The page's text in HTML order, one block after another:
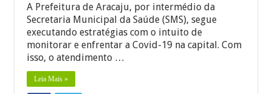
A Prefeitura de Aracaju, por intermédio da
Secretaria Municipal da Saúde (SMS), segue
executando estratégias com o intuito de
monitorar e enfrentar a Covid-19 na capital. Com
isso, o atendimento …
Leia Mais »